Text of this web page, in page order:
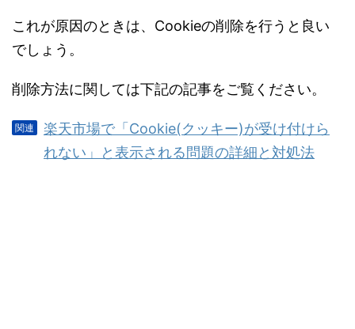
これが原因のときは、Cookieの削除を行うと良い
でしょう。
削除方法に関しては下記の記事をご覧ください。
楽天市場で「Cookie(クッキー)が受け付けら
れない」と表示される問題の詳細と対処法